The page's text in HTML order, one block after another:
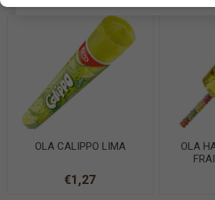
OLA CALIPPO LIMA
€1,27
OLA